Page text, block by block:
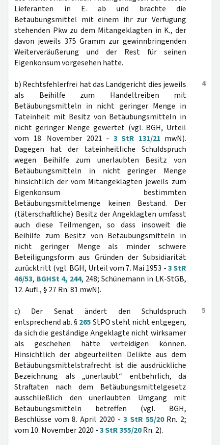
Lieferanten in E. ab und brachte die
Betäubungsmittel mit einem ihr zur Verfügung
stehenden Pkw zu dem Mitangeklagten in K., der
davon jeweils 375 Gramm zur gewinnbringenden
Weiterveräußerung und der Rest für seinen
Eigenkonsum vorgesehen hatte.
4
b) Rechtsfehlerfrei hat das Landgericht dies jeweils
als Beihilfe zum Handeltreiben mit
Betäubungsmitteln in nicht geringer Menge in
Tateinheit mit Besitz von Betäubungsmitteln in
nicht geringer Menge gewertet (vgl. BGH, Urteil
vom 18. November 2021 - 3 StR 131/21 mwN).
Dagegen hat der tateinheitliche Schuldspruch
wegen Beihilfe zum unerlaubten Besitz von
Betäubungsmitteln in nicht geringer Menge
hinsichtlich der vom Mitangeklagten jeweils zum
Eigenkonsum bestimmten
Betäubungsmittelmenge keinen Bestand. Der
(täterschaftliche) Besitz der Angeklagten umfasst
auch diese Teilmengen, so dass insoweit die
Beihilfe zum Besitz von Betäubungsmitteln in
nicht geringer Menge als minder schwere
Beteiligungsform aus Gründen der Subsidiarität
zurücktritt (vgl. BGH, Urteil vom 7. Mai 1953 -3 StR
46/53, BGHSt 4, 244, 248; Schünemann in LK-StGB,
12. Aufl., § 27 Rn. 81 mwN).
5
c) Der Senat ändert den Schuldspruch
entsprechend ab. § 265StPO steht nicht entgegen,
da sich die geständige Angeklagte nicht wirksamer
als geschehen hätte verteidigen können.
Hinsichtlich der abgeurteilten Delikte aus dem
Betäubungsmittelstrafrecht ist die ausdrückliche
Bezeichnung als „unerlaubt“ entbehrlich, da
Straftaten nach dem Betäubungsmittelgesetz
ausschließlich den unerlaubten Umgang mit
Betäubungsmitteln betreffen (vgl. BGH,
Beschlüsse vom 8. April 2020 -3 StR 55/20Rn. 2;
vom 10. November 2020 -3 StR 355/20Rn. 2).